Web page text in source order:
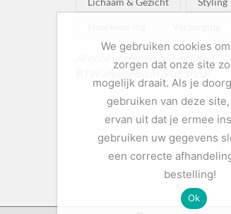
Al onze goederen zijn inclusief
BTW afgebeeld in onze shop!
We gebruiken cookies
zorgen dat onze site
mogelijk draait. Als je
gebruiken van deze
ervan uit dat je ermee
gebruiken uw gegevens
een correcte
bestelling!
Ok